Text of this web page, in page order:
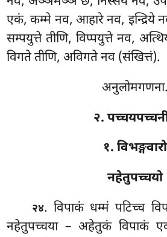
एकं, कम्मे नव, आहारेनव, इन्द्रिये
सम्पयुत्ते तीणि, विप्पयुत्ते नव,
विगते तीणि, अविगते नव (संखित्तं).
अनुलोमगणना.
२.
१. विभङ्गवारो
नहेतुपच्चयो
२४. विपाकं धम्मं पटिच्च
नहेतुपच्चया – अहेतुकं विपाकं